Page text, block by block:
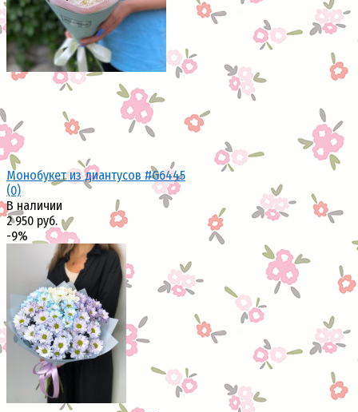
избранное сравнить
Монобукет из диантусов #G6445
(0)
В наличии
2 950 руб.
-9%